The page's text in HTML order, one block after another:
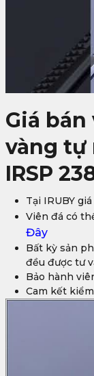
Giá
vàng tự
IRSP
Tại IRUBY
Viên đá có
Đây
Bất kỳ sản
đều được tư
Bảo hành
Cam kết